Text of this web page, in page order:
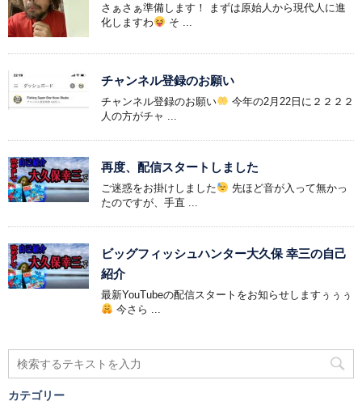
さぁさぁ準備します！ まずは原始人から現代人に進
化しますわ
そ ...
チャンネル登録のお願い
チャンネル登録のお願い
今年の2月22日に２２２２
人の方がチャ ...
再度、配信スタートしました
ご迷惑をお掛けしました
先ほど音が入って無かっ
たのですが、手直 ...
ビッグフィッシュハンター大久保 幸三の自己
紹介
最新YouTubeの配信スタートをお知らせしますぅぅぅ
今さら ...
カテゴリー